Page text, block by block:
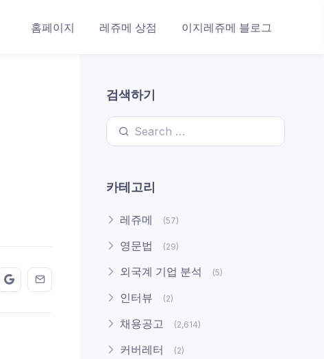
홈페이지 레쥬메 상점 이지레쥬메 블로그
FaceBook
this on Twitter
Share this on GMail
Share this on EMail
검색하기
Search for:
카테고리
레쥬메 (57)
영문법 (29)
외국계 기업 분석 (5)
인터뷰 (2)
채용공고 (2,614)
커버레터 (2)